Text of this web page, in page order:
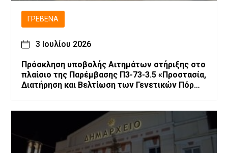
ΓΡΕΒΕΝΆ
3 Ιουλίου 2026
Πρόσκληση υποβολής Αιτημάτων στήριξης στο
πλαίσιο της Παρέμβασης Π3-73-3.5 «Προστασία,
Διατήρηση και Βελτίωση των Γενετικών Πόρων